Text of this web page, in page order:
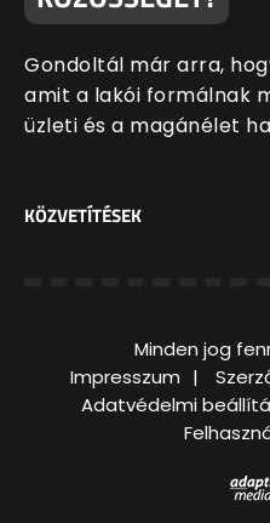
Gondoltál már arra,
amit a lakói formálnak
üzleti és a magánélet
KÖZVETÍTÉSEK
Minden jog
Impresszum
Adatvédelmi